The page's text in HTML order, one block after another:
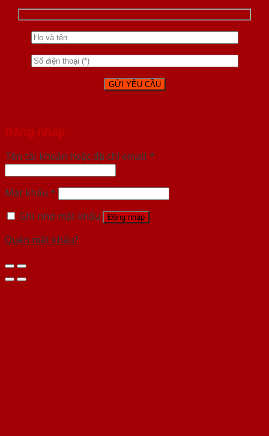
Đăng nhập
Tên tài khoản hoặc địa chỉ email *
Mật khẩu *
Ghi nhớ mật khẩu
Đăng nhập
Quên mật khẩu?